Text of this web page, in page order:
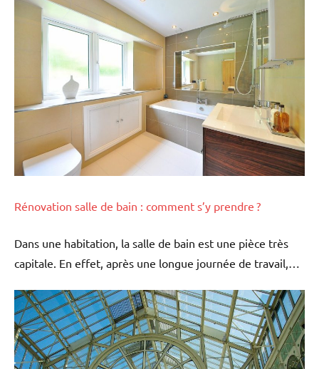
Rénovation salle de bain : comment s’y prendre ?
Dans une habitation, la salle de bain est une pièce très
capitale. En effet, après une longue journée de travail,…